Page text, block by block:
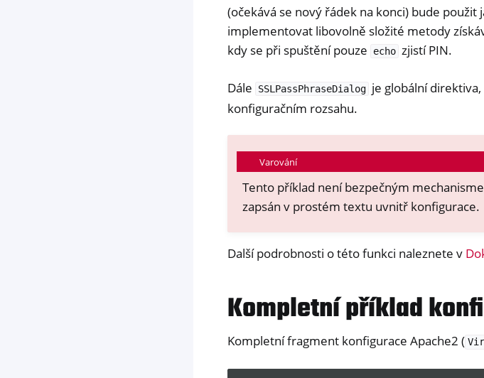
(očekává se nový řádek na konci) bude
implementovat libovolně složité metody
kdy se při spuštění pouze
echo zjistí PIN.
Dále SSLPassPhraseDialog je globální
konfiguračním rozsahu.
Varování
Tento příklad není bezpečným
zapsán v prostém textu uvnitř konfigurace.
Další podrobnosti o této funkci naleznete v
Kompletní příklad
Kompletní fragment konfigurace Apache2 (